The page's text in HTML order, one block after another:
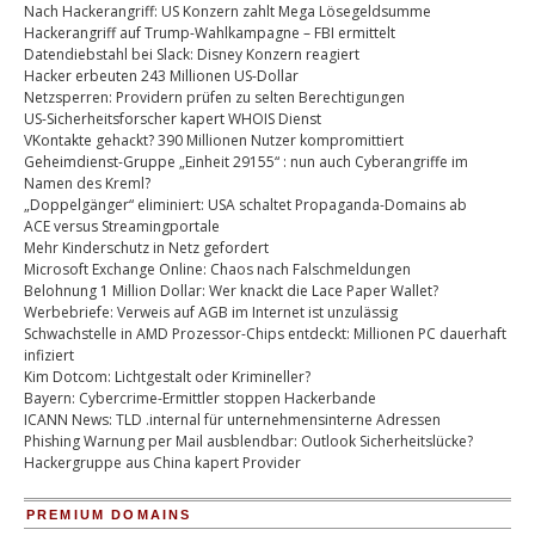
Nach Hackerangriff: US Konzern zahlt Mega Lösegeldsumme
Hackerangriff auf Trump-Wahlkampagne – FBI ermittelt
Datendiebstahl bei Slack: Disney Konzern reagiert
Hacker erbeuten 243 Millionen US-Dollar
Netzsperren: Providern prüfen zu selten Berechtigungen
US-Sicherheitsforscher kapert WHOIS Dienst
VKontakte gehackt? 390 Millionen Nutzer kompromittiert
Geheimdienst-Gruppe „Einheit 29155“ : nun auch Cyberangriffe im
Namen des Kreml?
„Doppelgänger“ eliminiert: USA schaltet Propaganda-Domains ab
ACE versus Streamingportale
Mehr Kinderschutz in Netz gefordert
Microsoft Exchange Online: Chaos nach Falschmeldungen
Belohnung 1 Million Dollar: Wer knackt die Lace Paper Wallet?
Werbebriefe: Verweis auf AGB im Internet ist unzulässig
Schwachstelle in AMD Prozessor-Chips entdeckt: Millionen PC dauerhaft
infiziert
Kim Dotcom: Lichtgestalt oder Krimineller?
Bayern: Cybercrime-Ermittler stoppen Hackerbande
ICANN News: TLD .internal für unternehmensinterne Adressen
Phishing Warnung per Mail ausblendbar: Outlook Sicherheitslücke?
Hackergruppe aus China kapert Provider
PREMIUM DOMAINS